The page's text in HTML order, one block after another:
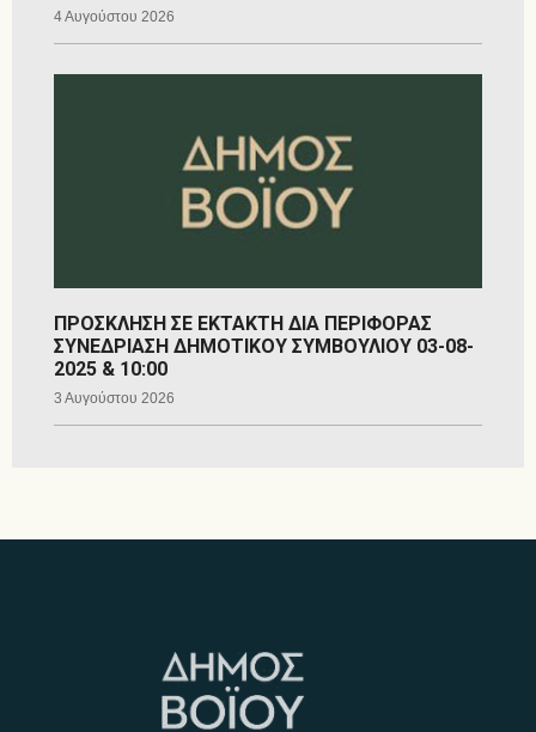
4 Αυγούστου 2026
ΠΡΟΣΚΛΗΣΗ ΣΕ ΕΚΤΑΚΤΗ ΔΙΑ ΠΕΡΙΦΟΡΑΣ
ΣΥΝΕΔΡΙΑΣΗ ΔΗΜΟΤΙΚΟΥ ΣΥΜΒΟΥΛΙΟΥ 03-08-
2025 & 10:00
3 Αυγούστου 2026